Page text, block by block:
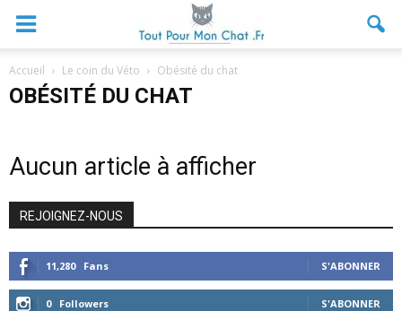
Accueil Le coin du Véto Obésité du chat
OBÉSITÉ DU CHAT
Aucun article à afficher
REJOIGNEZ-NOUS
11,280 Fans S'ABONNER
0 Followers S'ABONNER